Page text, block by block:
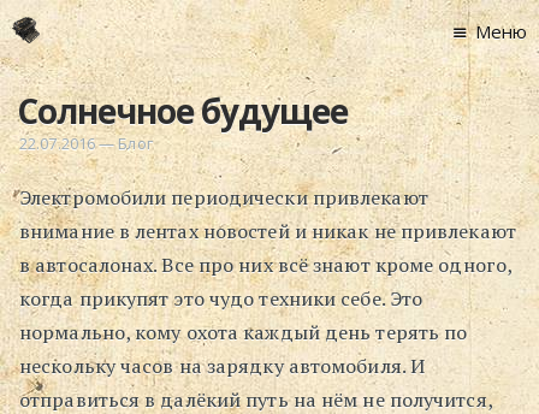
Главная
Новости
Графоманство
* Автотекст
*
* Хронограф
Арт-Рецензии
* Слушать
* Смотреть
Меню
Солнечное будущее
22.07.2016—Блог
Электромобили периодически привлекают
внимание в лентах новостей и никак не привлекают
в автосалонах. Все про них всё знают кроме одного,
когда прикупят это чудо техники себе. Это
нормально, кому охота каждый день терять по
нескольку часов на зарядку автомобиля. И
отправиться в далёкий путь на нём не получится,